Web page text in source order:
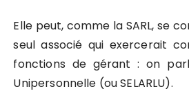
Elle peut, comme la SARL, se
seul associé qui exercerait
fonctions de gérant : on
Unipersonnelle (ou SELARLU).